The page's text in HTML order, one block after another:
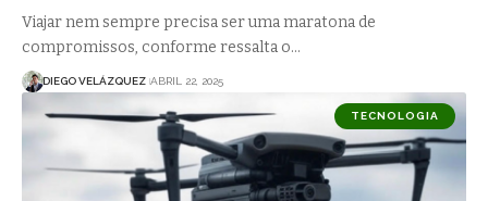
Viajar nem sempre precisa ser uma maratona de
compromissos, conforme ressalta o…
DIEGO VELÁZQUEZ ABRIL 22, 2025
TECNOLOGIA